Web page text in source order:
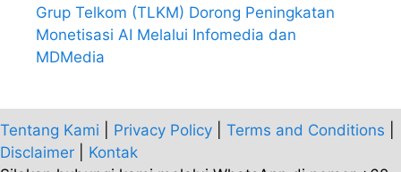
Grup Telkom (TLKM) Dorong Peningkatan
Monetisasi AI Melalui Infomedia dan
MDMedia
Tentang Kami Privacy Policy Terms and Conditions
Disclaimer
Kontak